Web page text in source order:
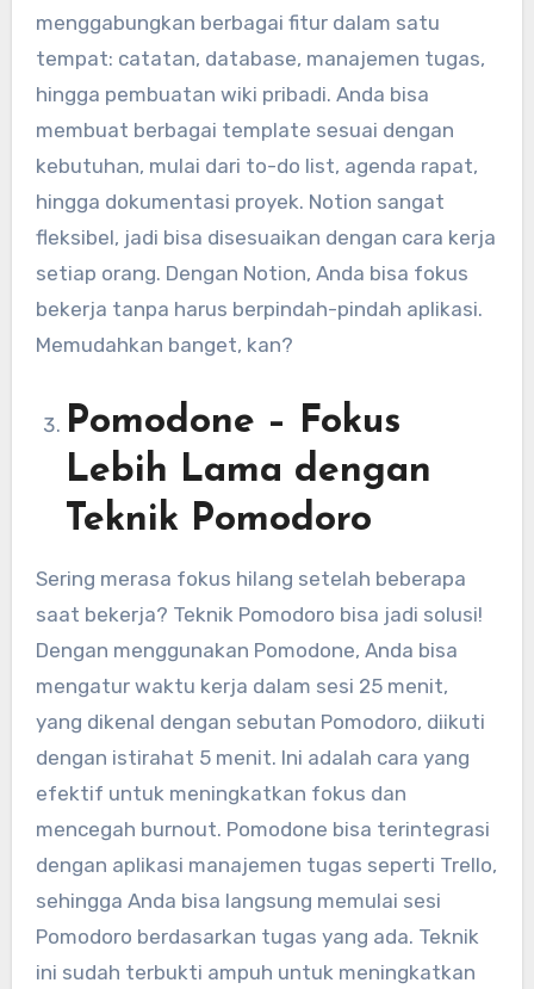
menggabungkan berbagai fitur dalam satu
tempat: catatan, database, manajemen tugas,
hingga pembuatan wiki pribadi. Anda bisa
membuat berbagai template sesuai dengan
kebutuhan, mulai dari to-do list, agenda rapat,
hingga dokumentasi proyek. Notion sangat
fleksibel, jadi bisa disesuaikan dengan cara kerja
setiap orang. Dengan Notion, Anda bisa fokus
bekerja tanpa harus berpindah-pindah aplikasi.
Memudahkan banget, kan?
Pomodone – Fokus
Lebih Lama dengan
Teknik Pomodoro
Sering merasa fokus hilang setelah beberapa
saat bekerja? Teknik Pomodoro bisa jadi solusi!
Dengan menggunakan Pomodone, Anda bisa
mengatur waktu kerja dalam sesi 25 menit,
yang dikenal dengan sebutan Pomodoro, diikuti
dengan istirahat 5 menit. Ini adalah cara yang
efektif untuk meningkatkan fokus dan
mencegah burnout. Pomodone bisa terintegrasi
dengan aplikasi manajemen tugas seperti Trello,
sehingga Anda bisa langsung memulai sesi
Pomodoro berdasarkan tugas yang ada. Teknik
ini sudah terbukti ampuh untuk meningkatkan